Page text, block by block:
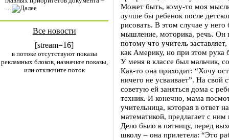
…
Все новости
[stream=16]
в потоке отсутствуют показы
рекламных блоков, назначьте показы,
или отключите поток
Может быть, кому-то моя
лучше бы ребенок после
рисовать. В этом случае у
мышление, моторика, речь. Он
потому что учитель
как Америку, но при этом рука
У меня в классе был мальчик,
Как-то она приходит: “Хочу
ничего не усваивает”. На свой
советую ей заняться дома с
техник. И конечно, мама
учительница, которая в ответ
математикой, предлагает с ним
Дело было в пятницу, перед
школу – она прилетела: “Это